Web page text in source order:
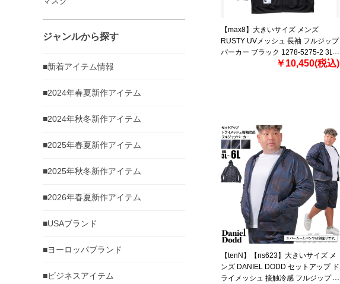
ジャンルから探す
■新着アイテム情報
■2024年春夏新作アイテム
■2024年秋冬新作アイテム
■2025年春夏新作アイテム
■2025年秋冬新作アイテム
■2026年春夏新作アイテム
■USAブランド
■ヨーロッパブランド
■ビジネスアイテム
【max8】大きいサイズ メンズ
RUSTY UVメッシュ 長袖 フルジップ
パーカー ブラック 1278-5275-2 3L
￥10,450(税込)
【tenN】【ns623】大きいサイズ メ
ンズ DANIEL DODD セットアップ ド
ライメッシュ 接触冷感 フルジップ